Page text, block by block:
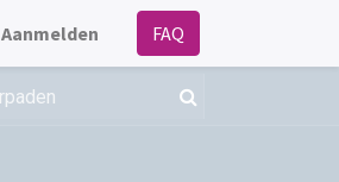
Aanmelden FAQ